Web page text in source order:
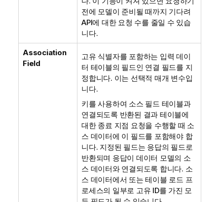
전에 모델이 준비될 때까지 기다려
API에 대한 요청 수를 줄일 수 있습
니다.
Association
Field
고유 식별자를 포함하는 입력 데이
터 테이블의 필드인 연결 필드를 지
정합니다. 이는 선택적 매개 변수입
니다.
키를 사용하여 소스 필드 테이블과
연결되도록 반환된 결과 테이블에
대한 종료 지점 요청을 수행할 때 소
스 데이터에 이 필드를 포함해야 합
니다. 지정된 필드는 응답의 필드로
반환되며 응답이 데이터 모델의 소
스 데이터와 연결되도록 합니다. 소
스 데이터에서 또는 테이블 로드 프
로세스의 일부로 고유 ID를 가진 모